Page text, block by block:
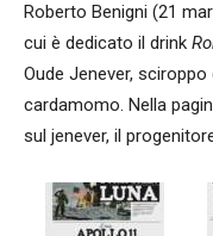
Roberto Benigni (21
cui è dedicato il drink
Oude Jenever,
cardamomo. Nella
sul jenever, il